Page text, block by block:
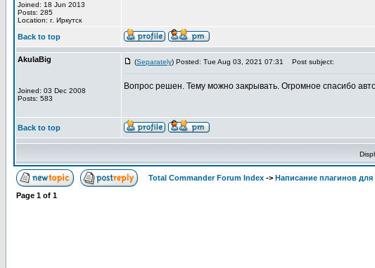
Joined: 18 Jun 2013
Posts: 285
Location: г. Иркутск
Back to top
AkulaBig
Joined: 03 Dec 2008
Posts: 583
(Separately) Posted: Tue Aug 03, 2021 07:31 Post subject:
Вопрос решен. Тему можно закрывать. Огромное спасибо
Back to top
Total Commander Forum Index -> Написание плагинов для
Page 1 of 1